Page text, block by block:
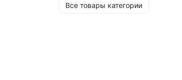
Все товары категории